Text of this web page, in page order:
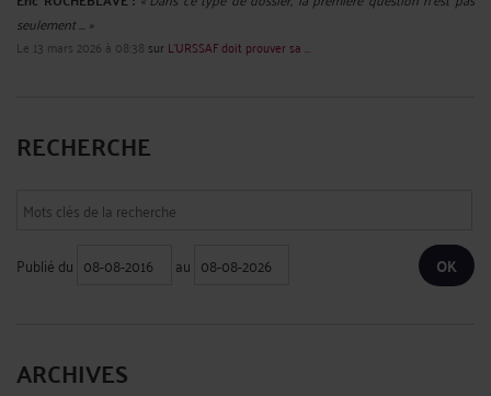
seulement ... »
Le 13 mars 2026 à 08:38 sur L’URSSAF doit prouver sa ...
RECHERCHE
Publié du au
ARCHIVES